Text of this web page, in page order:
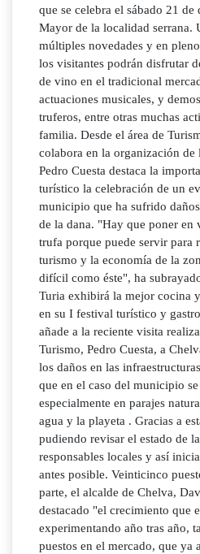
que se celebra el sábado 21
Mayor de la localidad serrana.
múltiples novedades y en
los visitantes podrán disfrutar
de vino en el tradicional
actuaciones musicales, y
truferos, entre otras muchas
familia. Desde el área de
colabora en la organización de
Pedro Cuesta destaca la
turístico la celebración de un
municipio que ha sufrido
de la dana. "Hay que poner en
trufa porque puede servir para
turismo y la economía de la
difícil como éste", ha
Turia exhibirá la mejor cocina
en su I festival turístico y
añade a la reciente visita
Turismo, Pedro Cuesta, a
los daños en las
que en el caso del municipio
especialmente en parajes
agua y la playeta . Gracias a
pudiendo revisar el estado de
responsables locales y así
antes posible. Veinticinco
parte, el alcalde de Chelva,
destacado "el crecimiento que
experimentando año tras año,
puestos en el mercado, que ya